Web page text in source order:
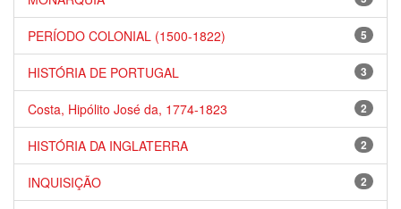
5
PERÍODO COLONIAL (1500-1822)
3
HISTÓRIA DE PORTUGAL
2
Costa, Hipólito José da, 1774-1823
2
HISTÓRIA DA INGLATERRA
2
INQUISIÇÃO